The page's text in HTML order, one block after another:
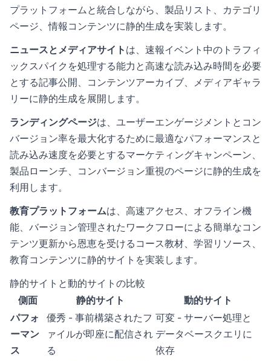
プラットフォームと統合しながら、製品リスト、カテゴリ
ページ、情報コンテンツに静的生成を実装します。
ニュースとメディアサイト は、速報イベント中のトラフィ
ックスパイクを処理する能力と高速な読み込み時間を必要
とする記事公開、コンテンツアーカイブ、メディアギャラ
リーに静的生成を展開します。
ランディングページは、ユーザーエンゲージメントとコン
バージョン率を最大化するために最適なパフォーマンスと
読み込み速度を必要とするマーケティングキャンペーン、
製品ローンチ、コンバージョン重視のページに静的生成を
利用します。
教育プラットフォームは、高速アクセス、オフライン機
能、バージョン管理されたワークフローによる簡単なコン
テンツ更新から恩恵を受けるコース教材、学習リソース、
教育コンテンツに静的サイトを実装します。
静的サイトと動的サイトの比較
側面
静的サイト
動的サイト
パフォ
ーマン
ス
優秀 - 事前構築されたフ
ァイルが即座に配信され
る
可変 - サーバー処理と
データベースクエリに
依存